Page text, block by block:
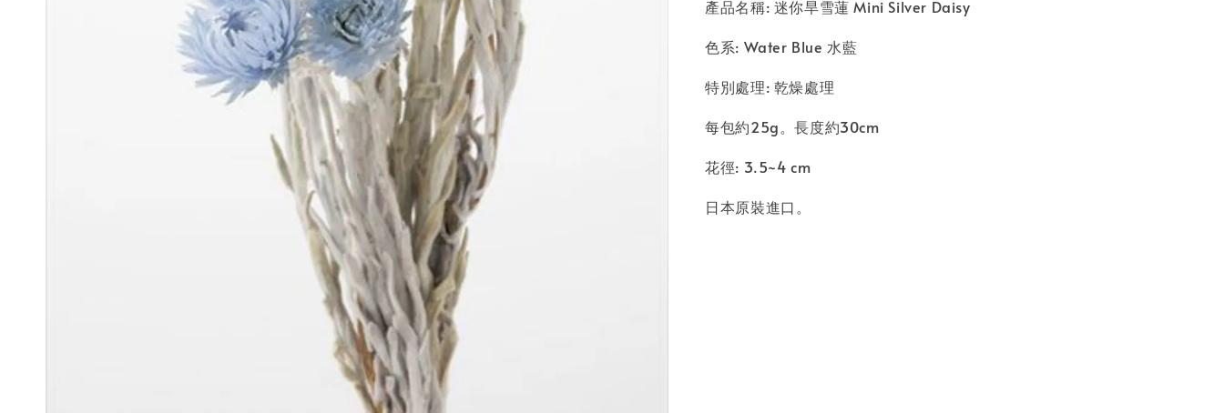
產品名稱: 迷你旱雪蓮 Mini Silver Daisy
色系: Water Blue 水藍
特別處理: 乾燥處理
每包約25g。長度約30cm
花徑: 3.5~4 cm
日本原裝進口。